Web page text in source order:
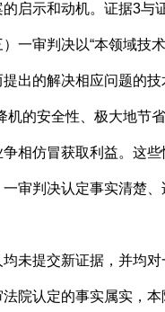
启示和动机。证据3
一审判决以“本领域技
出的解决相应问题的
机的安全性、极大地节
相仿冒获取利益。这
判决认定事实清楚、
提交新证据，并均对
认定的事实属实，本